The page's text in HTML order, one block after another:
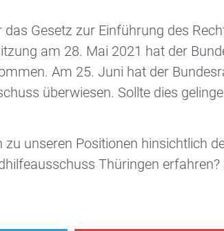
Gesetz zur Einführung des
am 28. Mai 2021 hat der
Am 25. Juni hat der
überwiesen. Sollte dies
unseren Positionen hinsichtlich
Thüringen erfahren?